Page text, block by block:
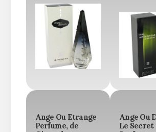
Ange Ou Etrange
Perfume, de
Ange Ou
Le